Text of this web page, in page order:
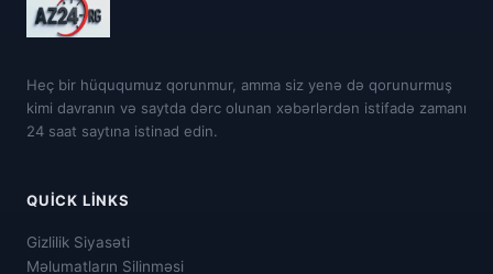
Heç bir hüququmuz qorunmur, amma siz yenə də qorunurmuş
kimi davranın və saytda dərc olunan xəbərlərdən istifadə zamanı
24 saat saytına istinad edin.
QUICK LINKS
Gizlilik Siyasəti
Məlumatların Silinməsi